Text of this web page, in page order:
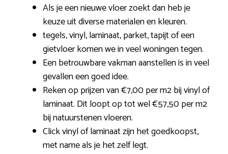
Als je een nieuwe vloer zoekt dan heb je
keuze uit diverse materialen en kleuren.
tegels, vinyl, laminaat, parket, tapijt of een
gietvloer komen we in veel woningen tegen.
Een betrouwbare vakman aanstellen is in veel
gevallen een goed idee.
Reken op prijzen van €7,00 per m2 bij vinyl of
laminaat. Dit loopt op tot wel €57,50 per m2
bij natuurstenen vloeren.
Click vinyl of laminaat zijn het goedkoopst,
met name als je het zelf legt.